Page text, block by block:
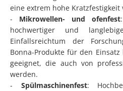
eine extrem hohe Kratzfestigkeit
- Mikrowellen- und ofenfest
hochwertiger und
Einfallsreichtum der
Bonna-Produkte für den
geeignet, die auch von
werden.
- Spülmaschinenfest: